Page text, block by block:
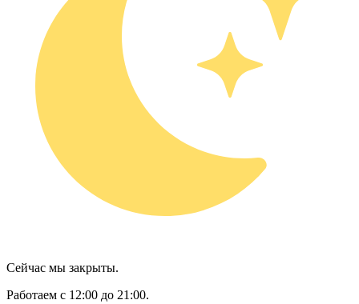
Сейчас мы закрыты.
Работаем с 12:00 до 21:00.